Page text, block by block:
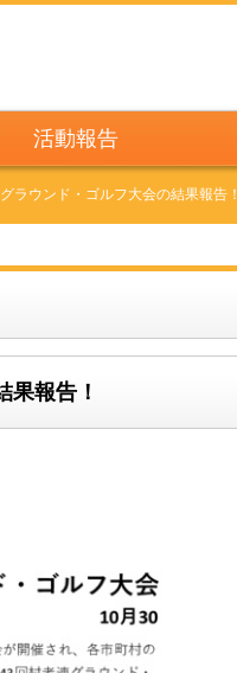
活動報告
ラウンド・ゴルフ大会の結果報告！
果報告！